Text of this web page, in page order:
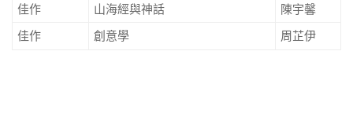
佳作
山海經與神話
陳宇馨
佳作
創意學 周芷伊